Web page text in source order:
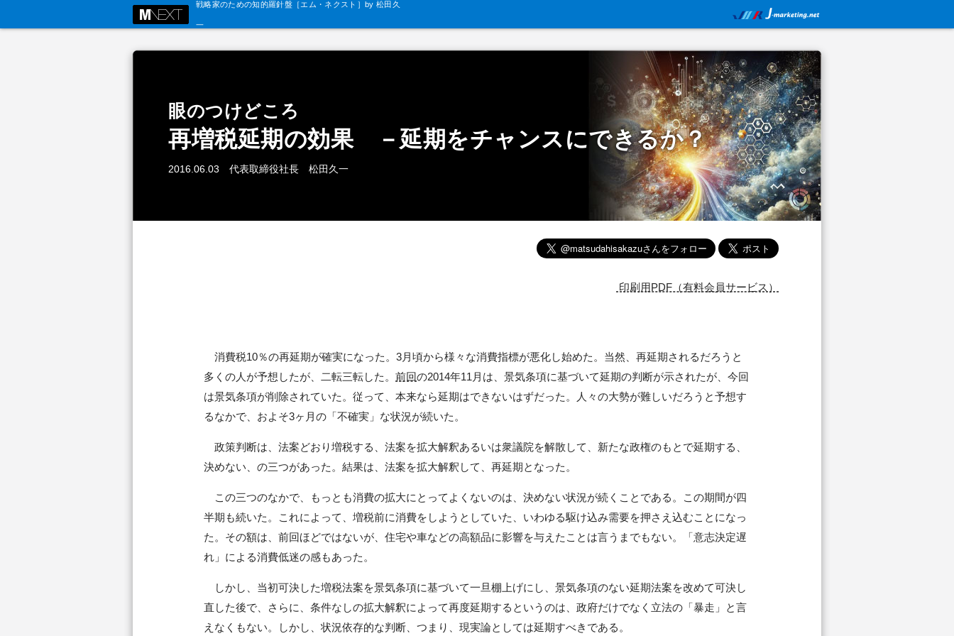
戦略家のための知的羅針盤［エム・ネクスト］by 松田久
一
眼のつけどころ
再増税延期の効果 －延期をチャンスにできるか？
2016.06.03 代表取締役社長 松田久一
印刷用PDF（有料会員サービス）
消費税10％の再延期が確実になった。3月頃から様々な消費指標が悪化し始めた。当然、再延期されるだろうと
多くの人が予想したが、二転三転した。 前回の2014年11月は、景気条項に基づいて延期の判断が示されたが、今回
は景気条項が削除されていた。従って、本来なら延期はできないはずだった。人々の大勢が難しいだろうと予想す
るなかで、およそ3ヶ月の「不確実」な状況が続いた。
政策判断は、法案どおり増税する、法案を拡大解釈あるいは衆議院を解散して、新たな政権のもとで延期する、
決めない、の三つがあった。結果は、法案を拡大解釈して、再延期となった。
この三つのなかで、もっとも消費の拡大にとってよくないのは、決めない状況が続くことである。この期間が四
半期も続いた。これによって、増税前に消費をしようとしていた、いわゆる駆け込み需要を押さえ込むことになっ
た。その額は、前回ほどではないが、住宅や車などの高額品に影響を与えたことは言うまでもない。「意志決定遅
れ」による消費低迷の感もあった。
しかし、当初可決した増税法案を景気条項に基づいて一旦棚上げにし、景気条項のない延期法案を改めて可決し
直した後で、さらに、条件なしの拡大解釈によって再度延期するというのは、政府だけでなく立法の「暴走」と言
えなくもない。しかし、状況依存的な判断、つまり、現実論としては延期すべきである。